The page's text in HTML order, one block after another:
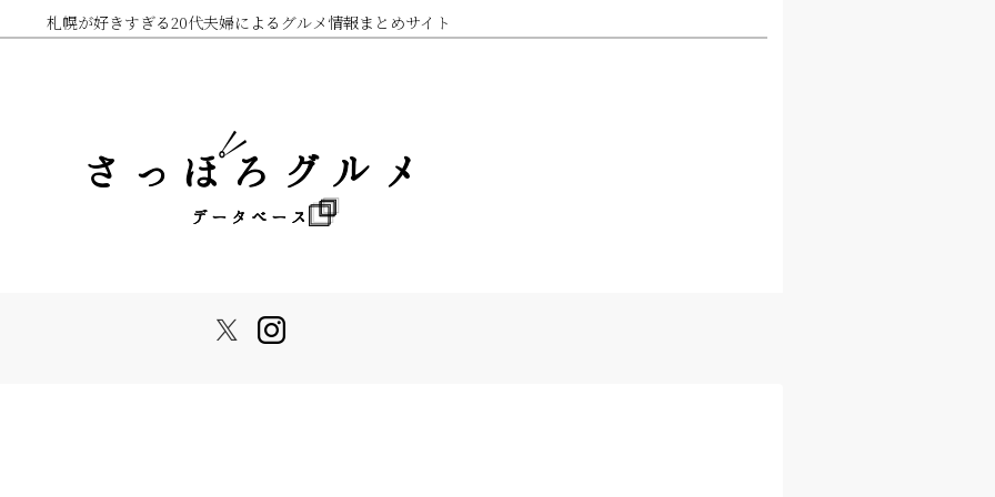
札幌が好きすぎる20代夫婦によるグルメ情報まとめサイト